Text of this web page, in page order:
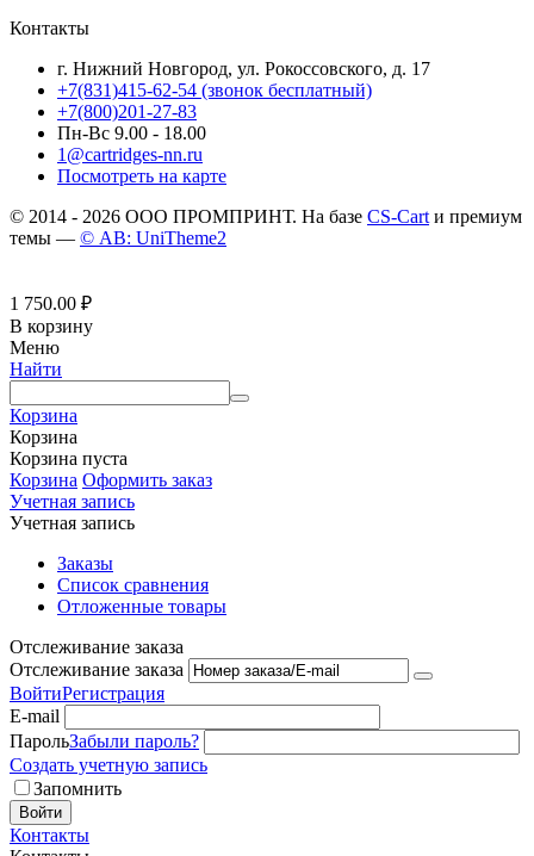
Контакты
г. Нижний Новгород, ул. Рокоссовского, д. 17
+7(831)415-62-54 (звонок бесплатный)
+7(800)201-27-83
Пн-Вс 9.00 - 18.00
1@cartridges-nn.ru
Посмотреть на карте
© 2014 - 2026 ООО ПРОМПРИНТ. На базе CS-Cart и премиум
темы — © AB: UniTheme2
1 750.00 ₽
В корзину
Меню
Найти
Корзина
Корзина
Корзина пуста
Корзина Оформить заказ
Учетная запись
Учетная запись
Заказы
Список сравнения
Отложенные товары
Отслеживание заказа
Отслеживание заказа
ВойтиРегистрация
E-mail
ПарольЗабыли пароль?
Создать учетную запись
Запомнить
Войти
Контакты